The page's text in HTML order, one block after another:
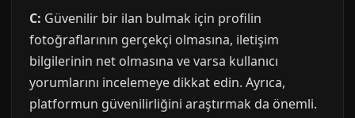
C: Güvenilir bir ilan bulmak için profilin
fotoğraflarının gerçekçi olmasına, iletişim
bilgilerinin net olmasına ve varsa kullanıcı
yorumlarını incelemeye dikkat edin. Ayrıca,
platformun güvenilirliğini araştırmak da önemli.